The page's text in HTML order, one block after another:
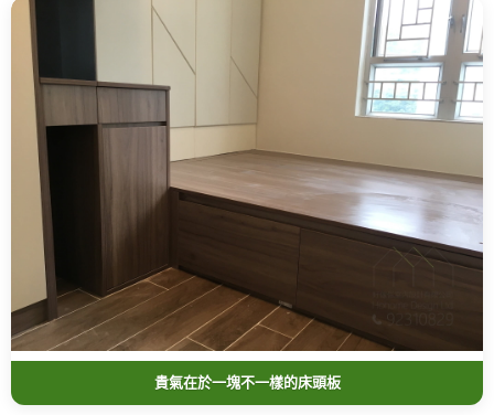
貴氣在於一塊不一樣的床頭板